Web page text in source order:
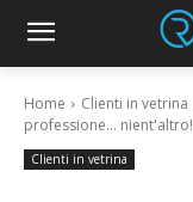
Home Clienti in vetrina
professione... nient'altro!
Clienti in vetrina